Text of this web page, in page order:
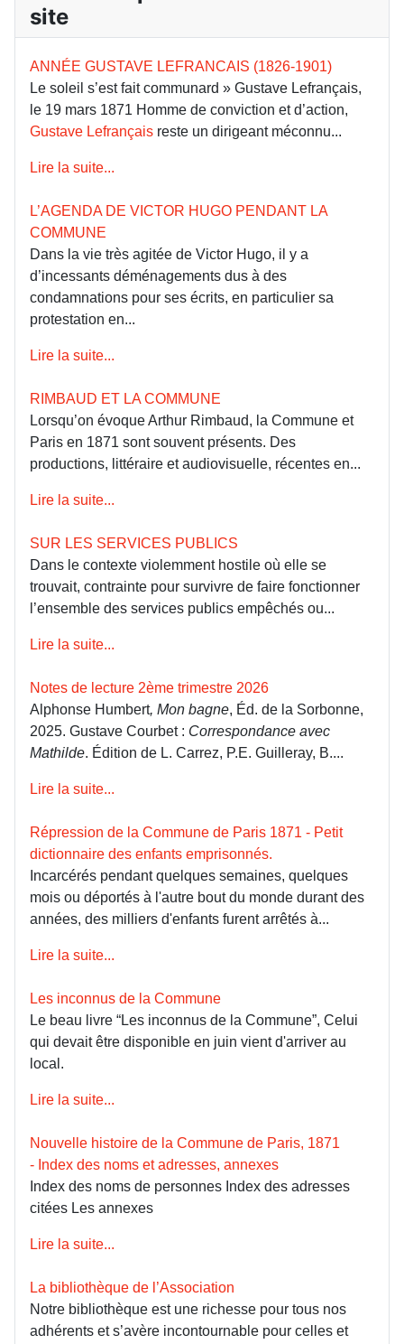
site
ANNÉE GUSTAVE LEFRANCAIS (1826-1901)
Le soleil s’est fait communard » Gustave Lefrançais,
le 19 mars 1871 Homme de conviction et d’action,
Gustave Lefrançais reste un dirigeant méconnu...
Lire la suite...
L’AGENDA DE VICTOR HUGO PENDANT LA
COMMUNE
Dans la vie très agitée de Victor Hugo, il y a
d’incessants déménagements dus à des
condamnations pour ses écrits, en particulier sa
protestation en...
Lire la suite...
RIMBAUD ET LA COMMUNE
Lorsqu’on évoque Arthur Rimbaud, la Commune et
Paris en 1871 sont souvent présents. Des
productions, littéraire et audiovisuelle, récentes en...
Lire la suite...
SUR LES SERVICES PUBLICS
Dans le contexte violemment hostile où elle se
trouvait, contrainte pour survivre de faire fonctionner
l’ensemble des services publics empêchés ou...
Lire la suite...
Notes de lecture 2ème trimestre 2026
Alphonse Humbert, Mon bagne, Éd. de la Sorbonne,
2025. Gustave Courbet : Correspondance avec
Mathilde. Édition de L. Carrez, P.E. Guilleray, B....
Lire la suite...
Répression de la Commune de Paris 1871 - Petit
dictionnaire des enfants emprisonnés.
Incarcérés pendant quelques semaines, quelques
mois ou déportés à l'autre bout du monde durant des
années, des milliers d'enfants furent arrêtés à...
Lire la suite...
Les inconnus de la Commune
Le beau livre “Les inconnus de la Commune”, Celui
qui devait être disponible en juin vient d'arriver au
local.
Lire la suite...
Nouvelle histoire de la Commune de Paris, 1871
- Index des noms et adresses, annexes
Index des noms de personnes Index des adresses
citées Les annexes
Lire la suite...
La bibliothèque de l’Association
Notre bibliothèque est une richesse pour tous nos
adhérents et s’avère incontournable pour celles et